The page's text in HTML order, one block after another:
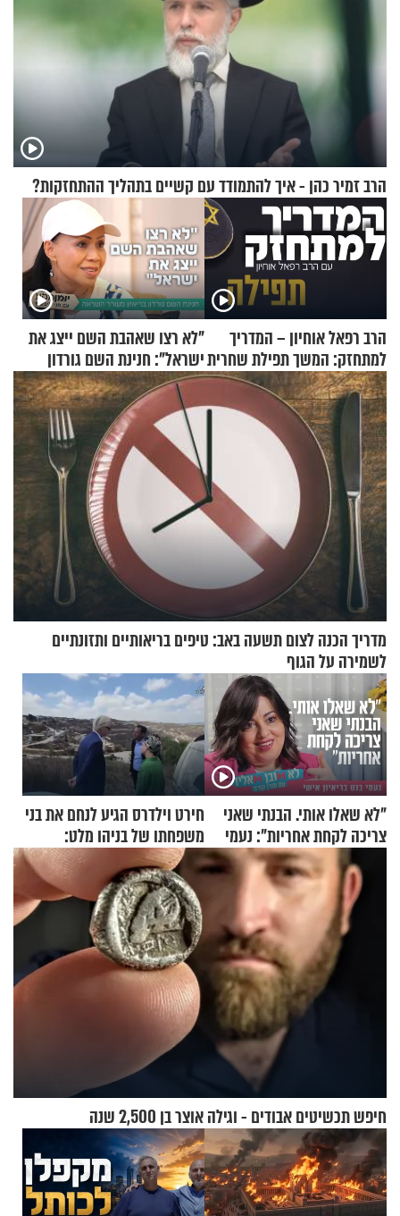
הרב זמיר כהן - איך להתמודד עם קשיים בתהליך ההתחזקות?
הרב רפאל אוחיון – המדריך
למתחזק: המשך תפילת שחרית
מאשרי ועד עלינו
"לא רצו שאהבת השם ייצג את
ישראל": חנינת השם גורדון
בריאיון מעורר השראה
מדריך הכנה לצום תשעה באב: טיפים בריאותיים ותזונתיים
לשמירה על הגוף
"לא שאלו אותי. הבנתי שאני
צריכה לקחת אחריות": נעמי
בנט בריאיון אישי
חירט וילדרס הגיע לנחם את בני
משפחתו של בניהו מלט:
"מיליונים באירופה תומכים
בכם"
חיפש תכשיטים אבודים - וגילה אוצר בן 2,500 שנה